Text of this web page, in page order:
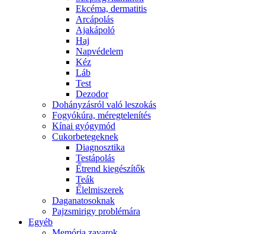
Ekcéma, dermatitis
Arcápolás
Ajakápoló
Haj
Napvédelem
Kéz
Láb
Test
Dezodor
Dohányzásról való leszokás
Fogyókúra, méregtelenítés
Kínai gyógymód
Cukorbetegeknek
Diagnosztika
Testápolás
É́trend kiegészítők
Teák
É́lelmiszerek
Daganatosoknak
Pajzsmirigy problémára
Egyéb